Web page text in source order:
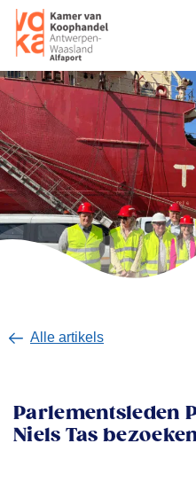
Alle artikels
Parlementsleden
Niels Tas